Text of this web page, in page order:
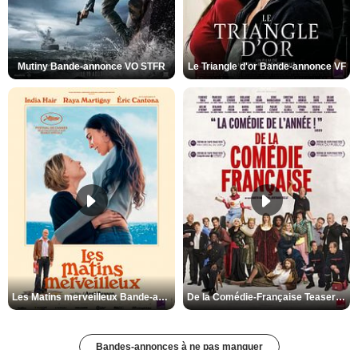
Mutiny Bande-annonce VO STFR Le Triangle d'or Bande-annonce VF
Les Matins merveilleux Bande-annonce VF De la Comédie-Française Teaser VF
Bandes-annonces à ne pas manquer